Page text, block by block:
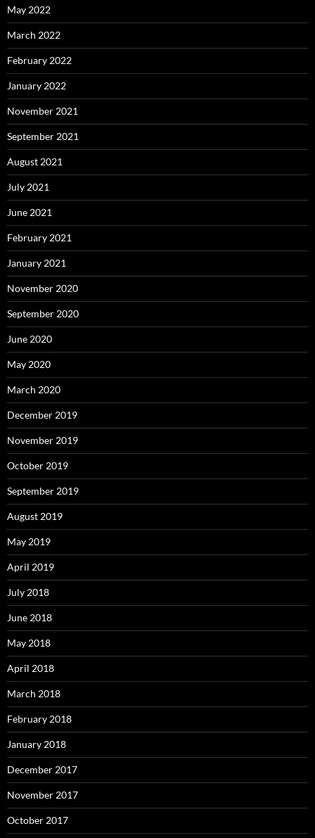
May 2022
March 2022
February 2022
January 2022
November 2021
September 2021
August 2021
July 2021
June 2021
February 2021
January 2021
November 2020
September 2020
June 2020
May 2020
March 2020
December 2019
November 2019
October 2019
September 2019
August 2019
May 2019
April 2019
July 2018
June 2018
May 2018
April 2018
March 2018
February 2018
January 2018
December 2017
November 2017
October 2017